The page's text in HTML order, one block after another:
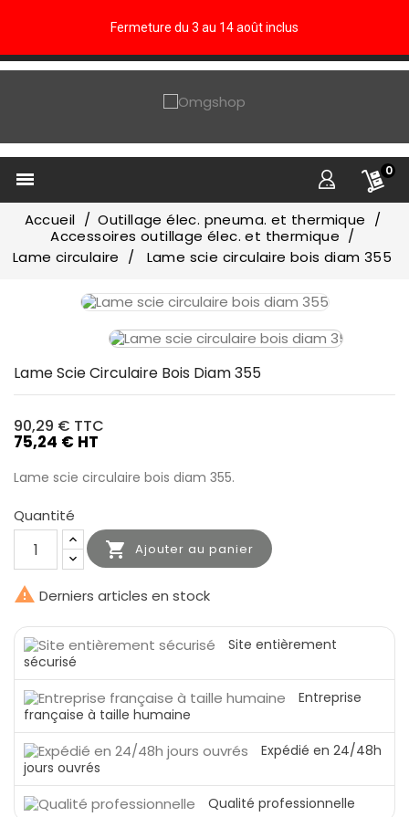
Fermeture du 3 au 14 août inclus
 0
Accueil
Outillage élec. pneuma. et thermique
Accessoires outillage élec. et thermique
Lame circulaire
Lame scie circulaire bois diam 355
Lame Scie Circulaire Bois Diam 355
90,29 € TTC
75,24 € HT
Lame scie circulaire bois diam 355.
Quantité
 Ajouter au panier
 Derniers articles en stock
Site entièrement
sécurisé
Entreprise
française à taille humaine
Expédié en 24/48h
jours ouvrés
Qualité professionnelle